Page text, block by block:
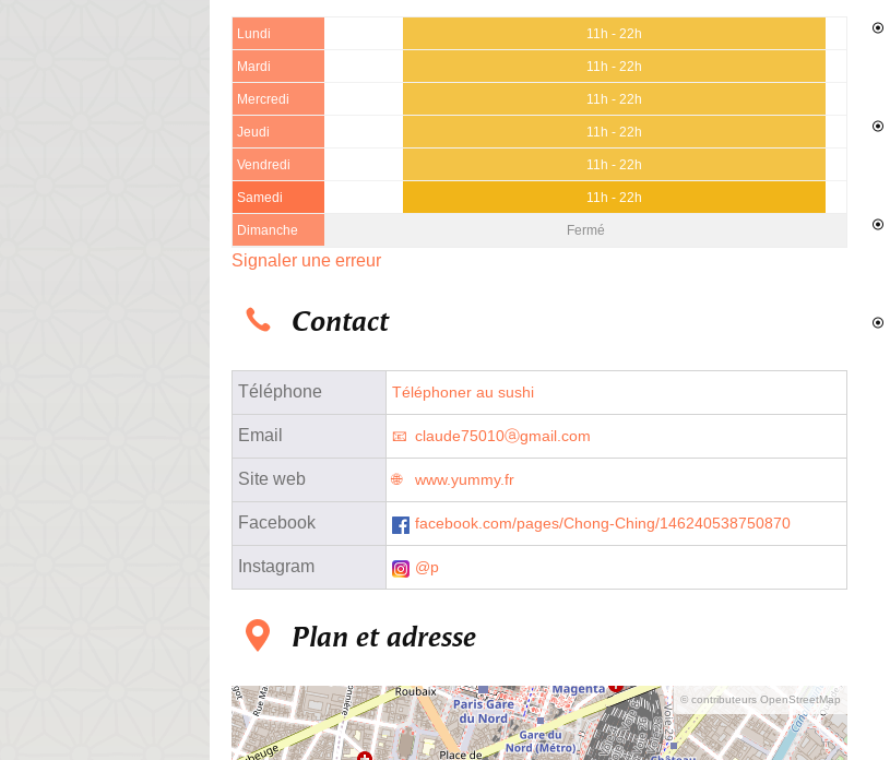
Lundi 11h - 22h
Mardi 11h - 22h
Mercredi 11h - 22h
Jeudi 11h - 22h
Vendredi 11h - 22h
Samedi 11h - 22h
Dimanche Fermé
Signaler une erreur
Contact
Téléphone Téléphoner au sushi
Email claude75010ⓐgmail.com
Site web www.yummy.fr
Facebook facebook.com/pages/Chong-Ching/146240538750870
Instagram @p
Plan et adresse
© contributeurs OpenStreetMap